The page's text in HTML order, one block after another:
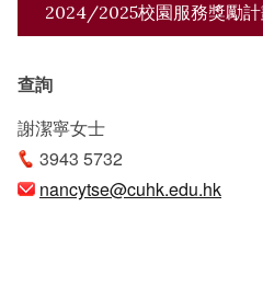
2024/2025校園服務獎勵
查詢
謝潔寧女士
3943 5732
nancytse@cuhk.edu.hk